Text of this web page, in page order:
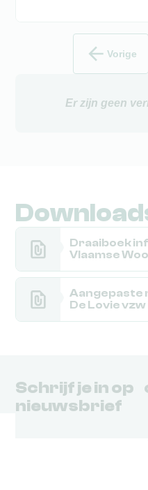
Vorige
Er zijn geen
Draaiboek
Vlaamse
Aangepaste
De Lovie
Schrijf je in op
nieuwsbrief